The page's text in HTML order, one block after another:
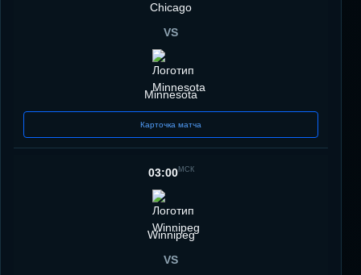
Chicago
VS
Minnesota
Карточка матча
03:00МСК
Winnipeg
VS